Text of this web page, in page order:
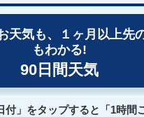
天気も、
１ヶ月以上先
もわかる!
90日間天気
付」をタップすると「1時間